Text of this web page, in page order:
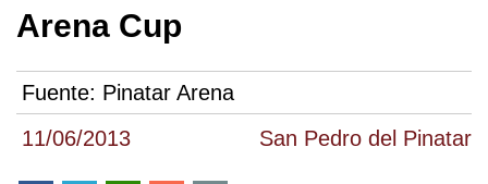
11/06/2013 San Pedro del Pinatar
Arena Cup
Fuente: Pinatar Arena